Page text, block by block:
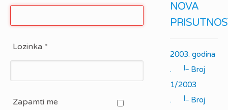
Lozinka *
Zapamti me
NOVA
2003. godina
.
|_ Broj
1/2003
.
|_ Broj